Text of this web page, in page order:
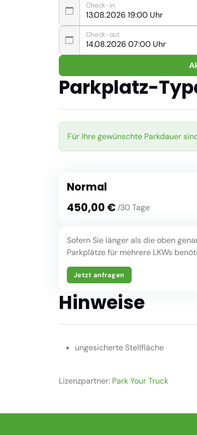
Check-in
Check-out
Parkplatz-
Für Ihre gewünschte Parkdauer
Normal
450,00 € /30 Tage
Sofern Sie länger als die oben
Parkplätze für mehrere LKWs
Jetzt anfragen
Hinweise
ungesicherte Stellfläche
Lizenzpartner: Park Your Truck